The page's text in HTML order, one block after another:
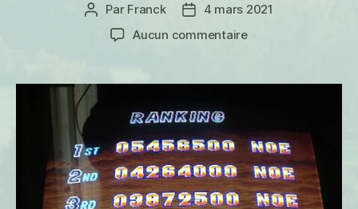
Auteur
l’article
Par Franck
Date4 mars 2021
Aucun commentairesur
–
de
l’incompétence